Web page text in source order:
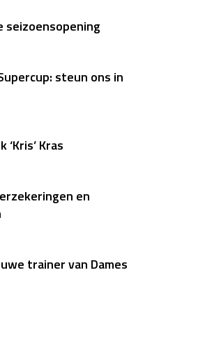
seizoensopening
steun ons in
‘Kris’ Kras
en
trainer van Dames